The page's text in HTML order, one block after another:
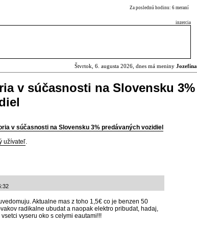
Za poslednú hodinu: 6 meraní
inzercia
Štvrtok, 6. augusta 2026, dnes má meniny Jozefína
v súčasnosti na Slovensku 3%
v súčasnosti na Slovensku 3% predávaných vozidiel
užívateľ.
Aktualne mas z toho 1,5€ co je benzen 50
radikalne ubudat a naopak elektro pribudat, hadaj,
vyseru oko s celymi eautami!!!